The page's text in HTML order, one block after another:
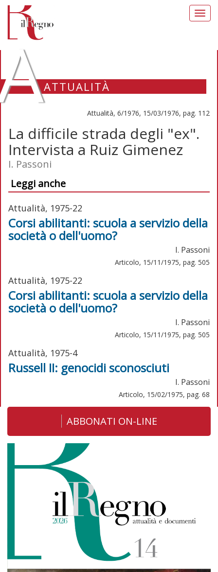
ATTUALITÀ
Attualità, 6/1976, 15/03/1976, pag. 112
La difficile strada degli "ex".
Intervista a Ruiz Gimenez
I. Passoni
Leggi anche
Attualità, 1975-22
Corsi abilitanti: scuola a servizio della
società o dell'uomo?
I. Passoni
Articolo, 15/11/1975, pag. 505
Attualità, 1975-22
Corsi abilitanti: scuola a servizio della
società o dell'uomo?
I. Passoni
Articolo, 15/11/1975, pag. 505
Attualità, 1975-4
Russell II: genocidi sconosciuti
I. Passoni
Articolo, 15/02/1975, pag. 68
ABBONATI ON-LINE